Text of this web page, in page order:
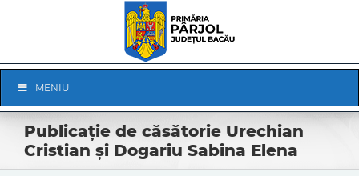
Navigation
MENIU
Publicație de căsătorie Urechian
Cristian și Dogariu Sabina Elena